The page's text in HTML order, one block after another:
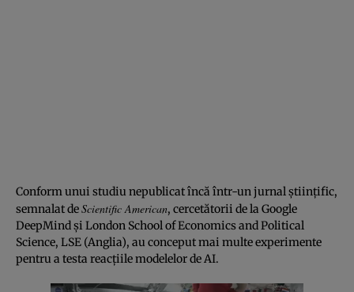
Conform unui studiu nepublicat încă într-un jurnal științific,
semnalat deScientific American, cercetătorii de la Google
DeepMind și London School of Economics and Political
Science, LSE (Anglia), au conceput mai multe experimente
pentru a testa reacțiile modelelor de AI.